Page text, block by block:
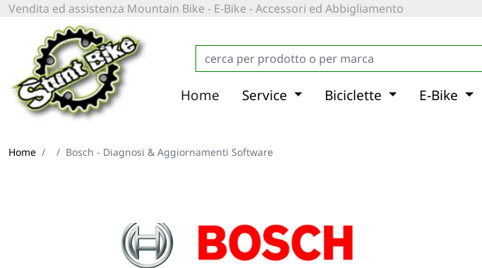
Vendita ed assistenza Mountain Bike - E-Bike - Accessori ed Abbigliamento
Home Service Biciclette E-Bike
Home Bosch - Diagnosi & Aggiornamenti Software